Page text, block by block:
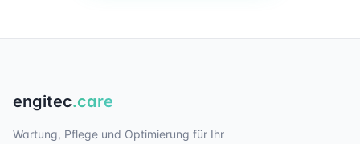
engitec.care
Wartung, Pflege und Optimierung für Ihr